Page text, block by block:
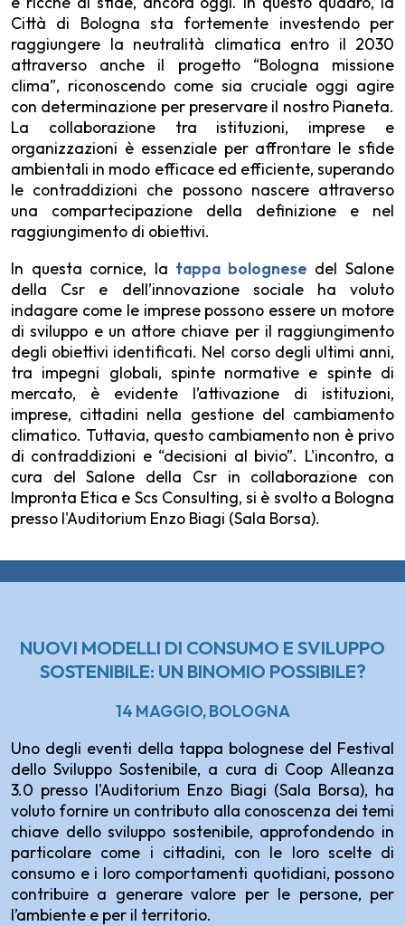
Città di Bologna sta fortemente investendo per
raggiungere la neutralità climatica entro il 2030
attraverso anche il progetto “Bologna missione
clima”, riconoscendo come sia cruciale oggi agire
con determinazione per preservare il nostro Pianeta.
La collaborazione tra istituzioni, imprese e
organizzazioni è essenziale per affrontare le sfide
ambientali in modo efficace ed efficiente, superando
le contraddizioni che possono nascere attraverso
una compartecipazione della definizione e nel
raggiungimento di obiettivi.
In questa cornice, la tappa bolognese del Salone
della Csr e dell’innovazione sociale ha voluto
indagare come le imprese possono essere un motore
di sviluppo e un attore chiave per il raggiungimento
degli obiettivi identificati. Nel corso degli ultimi anni,
tra impegni globali, spinte normative e spinte di
mercato, è evidente l’attivazione di istituzioni,
imprese, cittadini nella gestione del cambiamento
climatico. Tuttavia, questo cambiamento non è privo
di contraddizioni e “decisioni al bivio”. L'incontro, a
cura del Salone della Csr in collaborazione con
Impronta Etica e Scs Consulting, si è svolto a Bologna
presso l'Auditorium Enzo Biagi (Sala Borsa).
NUOVI MODELLI DI CONSUMO E SVILUPPO
SOSTENIBILE: UN BINOMIO POSSIBILE?
14 MAGGIO, BOLOGNA
Uno degli eventi della tappa bolognese del Festival
dello Sviluppo Sostenibile, a cura di Coop Alleanza
3.0 presso l'Auditorium Enzo Biagi (Sala Borsa), ha
voluto fornire un contributo alla conoscenza dei temi
chiave dello sviluppo sostenibile, approfondendo in
particolare come i cittadini, con le loro scelte di
consumo e i loro comportamenti quotidiani, possono
contribuire a generare valore per le persone, per
l’ambiente e per il territorio.